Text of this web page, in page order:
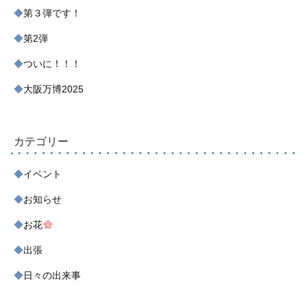
第３弾です！
第2弾
ついに！！！
大阪万博2025
カテゴリー
イベント
お知らせ
お花
出張
日々の出来事